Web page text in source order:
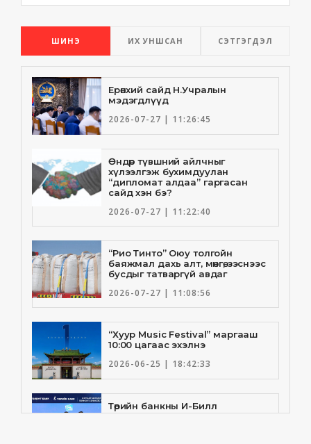
ШИНЭ ИХ УНШСАН СЭТГЭГДЭЛ
Ерөнхий сайд Н.Учралын
мэдэгдлүүд
2026-07-27 | 11:26:45
Өндөр түвшний айлчныг
хүлээлгэж бухимдуулан
“дипломат алдаа” гаргасан
сайд хэн бэ?
2026-07-27 | 11:22:40
“Рио Тинто” Оюу толгойн
баяжмал дахь алт, мөнгө, зэснээс
бусдыг татваргүй авдаг
2026-07-27 | 11:08:56
“Хуур Music Festival” маргааш
10:00 цагаас эхэлнэ
2026-06-25 | 18:42:33
Төрийн банкны И-Билл
үйлчилгээнд Голомт банк